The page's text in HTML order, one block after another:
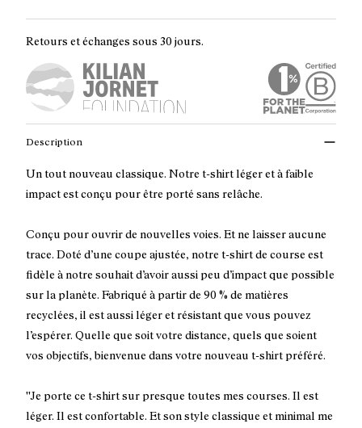
Retours et échanges sous 30 jours.
Description
Un tout nouveau classique. Notre t-shirt léger et à faible
impact est conçu pour être porté sans relâche.
Conçu pour ouvrir de nouvelles voies. Et ne laisser aucune
trace. Doté d’une coupe ajustée, notre t-shirt de course est
fidèle à notre souhait d’avoir aussi peu d’impact que possible
sur la planète. Fabriqué à partir de 90 % de matières
recyclées, il est aussi léger et résistant que vous pouvez
l’espérer. Quelle que soit votre distance, quels que soient
vos objectifs, bienvenue dans votre nouveau t-shirt préféré.
''Je porte ce t-shirt sur presque toutes mes courses. Il est
léger. Il est confortable. Et son style classique et minimal me